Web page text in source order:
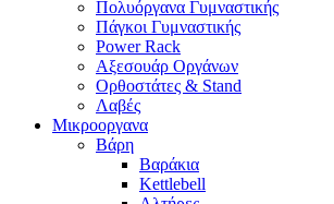
Πολυόργανα Γυμναστικής
Πάγκοι Γυμναστικής
Power Rack
Αξεσουάρ Οργάνων
Ορθοστάτες & Stand
Λαβές
Μικροοργανα
Βάρη
Βαράκια
Kettlebell